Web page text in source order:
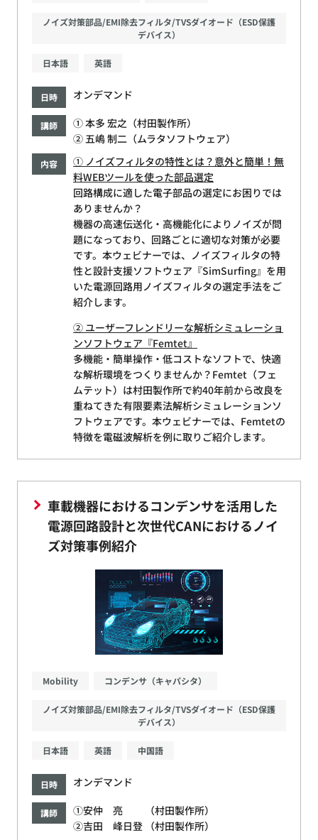
ノイズ対策部品/EMI除去フィルタ/TVSダイオード（ESD保護
デバイス）
日本語 英語
日時 オンデマンド
講師
① 本多 宏之（村田製作所）
② 五嶋 制二（ムラタソフトウェア）
内容
① ノイズフィルタの特性とは？意外と簡単！無
料WEBツールを使った部品選定
回路構成に適した電子部品の選定にお困りでは
ありませんか？
機器の高速伝送化・高機能化によりノイズが問
題になっており、回路ごとに適切な対策が必要
です。本ウェビナーでは、ノイズフィルタの特
性と設計支援ソフトウェア『SimSurfing』を用
いた電源回路用ノイズフィルタの選定手法をご
紹介します。
② ユーザーフレンドリーな解析シミュレーショ
ンソフトウェア『Femtet』
多機能・簡単操作・低コストなソフトで、快適
な解析環境をつくりませんか？Femtet（フェ
ムテット）は村田製作所で約40年前から改良を
重ねてきた有限要素法解析シミュレーションソ
フトウェアです。本ウェビナーでは、Femtetの
特徴を電磁波解析を例に取りご紹介します。
車載機器におけるコンデンサを活用した
電源回路設計と次世代CANにおけるノイ
ズ対策事例紹介
Mobility コンデンサ（キャパシタ）
ノイズ対策部品/EMI除去フィルタ/TVSダイオード（ESD保護
デバイス）
日本語 英語 中国語
日時 オンデマンド
講師
①安仲 亮 （村田製作所）
②吉田 峰日登 （村田製作所）